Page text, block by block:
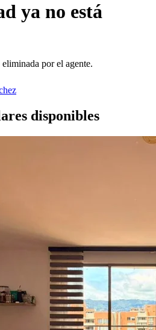
ya no está
eliminada por el agente.
disponibles